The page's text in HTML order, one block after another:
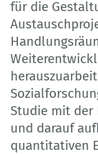
für die
Studie mit der
und darauf
quantitativen